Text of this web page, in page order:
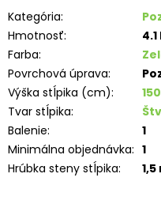
Kategória:
Hmotnosť:
Farba:
Povrchová úprava:
Výška stĺpika (cm):
150
Tvar stĺpika:
Balenie:
1
Minimálna objednávka: 1
Hrúbka steny stĺpika: